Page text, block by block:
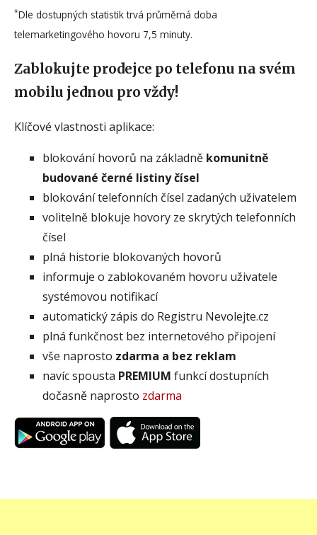
*Dle dostupných statistik trvá průměrná doba
telemarketingového hovoru 7,5 minuty.
Zablokujte prodejce po telefonu na svém
mobilu jednou pro vždy!
Klíčové vlastnosti aplikace:
blokování hovorů na základně komunitně
budované černé listiny čísel
blokování telefonních čísel zadaných uživatelem
volitelně blokuje hovory ze skrytých telefonních
čísel
plná historie blokovaných hovorů
informuje o zablokovaném hovoru uživatele
systémovou notifikací
automatický zápis do Registru Nevolejte.cz
plná funkčnost bez internetového připojení
vše naprosto zdarma a bez reklam
navíc spousta PREMIUM funkcí dostupních
dočasně naprosto zdarma